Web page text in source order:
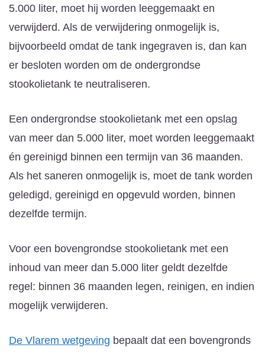
5.000 liter, moet hij worden leeggemaakt en
verwijderd. Als de verwijdering onmogelijk is,
bijvoorbeeld omdat de tank ingegraven is, dan kan
er besloten worden om de ondergrondse
stookolietank te neutraliseren.
Een ondergrondse stookolietank met een opslag
van meer dan 5.000 liter, moet worden leeggemaakt
én gereinigd binnen een termijn van 36 maanden.
Als het saneren onmogelijk is, moet de tank worden
geledigd, gereinigd en opgevuld worden, binnen
dezelfde termijn.
Voor een bovengrondse stookolietank met een
inhoud van meer dan 5.000 liter geldt dezelfde
regel: binnen 36 maanden legen, reinigen, en indien
mogelijk verwijderen.
De Vlarem wetgeving bepaalt dat een bovengronds